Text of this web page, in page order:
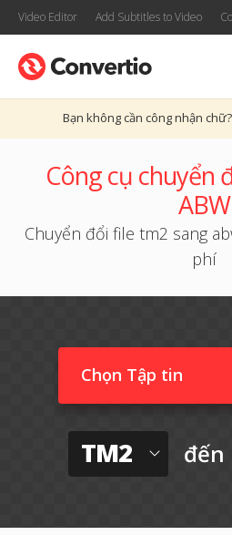
Video Editor Add Subtitles to Video
Bạn không cần công nhận chữ?
Công cụ chuyển
ABW
Chuyển đổi file tm2 sang
phí
Chọn Tập tin
TM2 đến